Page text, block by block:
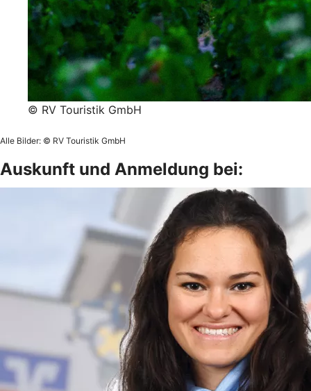
© RV Touristik GmbH
Alle Bilder: © RV Touristik GmbH
Auskunft und Anmeldung bei: